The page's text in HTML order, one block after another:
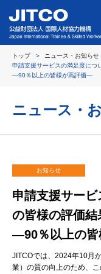
トップ
ニュース・お知らせ
申請支援サービスの満足度につ
―90％以上の皆様が高評価―
ニュース・
お知らせ
申請支援サー
の皆様の評価結
―90％以上の
JITCOでは、2024年10月
業）の質の向上のため、